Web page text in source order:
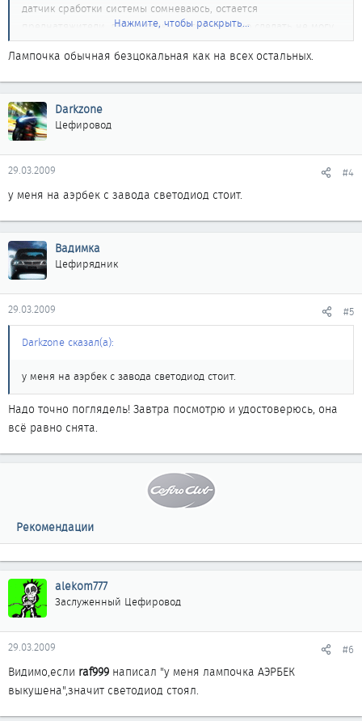
датчик сработки системы сомневаюсь, остается
преднатяжители, диагностику соответственно сделать не могу.
Да еще может кто помнит какие там лампочки или светодиоды
стоять должны АЭРБЕК в щитке приборов , патрон со схемой на
месте, а лампочек тютю.
Нажмите, чтобы раскрыть...
Лампочка обычная безцокальная как на всех остальных.
Darkzone
Цефировод
29.03.2009 #4
у меня на аэрбек с завода светодиод стоит.
Вадимка
Цефирядник
29.03.2009 #5
Darkzone сказал(а):
у меня на аэрбек с завода светодиод стоит.
Надо точно поглядель! Завтра посмотрю и удостоверюсь, она
всё равно снята.
Рекомендации
alekom777
Заслуженный Цефировод
29.03.2009 #6
Видимо,если raf999 написал "у меня лампочка АЭРБЕК
выкушена",значит светодиод стоял.